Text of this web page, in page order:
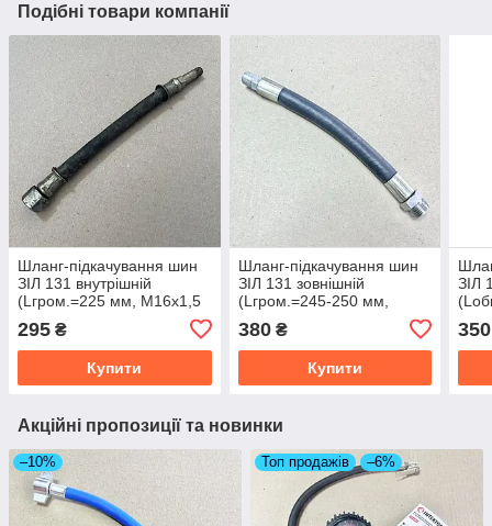
Подібні товари компанії
Шланг-підкачування шин
ЗІЛ 131 внутрішній
(Lгром.=225 мм, М16х1,5
295 ₴
Купити
Шланг-підкачування шин
ЗІЛ 131 зовнішній
(Lгром.=245-250 мм,
М18х1,5-К1/4, без гайки)
131-4224174-А
380₴
Купити
ЗІЛ
350
Акційні пропозиції та новинки
–10% Топ продажів –6%